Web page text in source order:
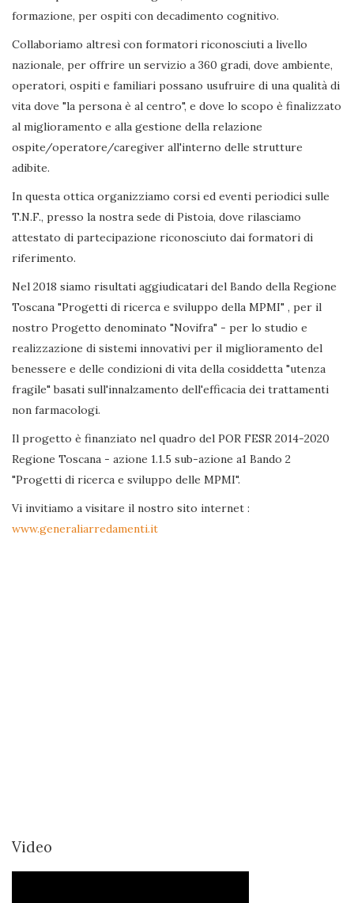
formazione, per ospiti con decadimento cognitivo.
Collaboriamo altresì con formatori riconosciuti a livello
nazionale, per offrire un servizio a 360 gradi, dove ambiente,
operatori, ospiti e familiari possano usufruire di una qualità di
vita dove "la persona è al centro", e dove lo scopo è finalizzato
al miglioramento e alla gestione della relazione
ospite/operatore/caregiver all'interno delle strutture
adibite.
In questa ottica organizziamo corsi ed eventi periodici sulle
T.N.F., presso la nostra sede di Pistoia, dove rilasciamo
attestato di partecipazione riconosciuto dai formatori di
riferimento.
Nel 2018 siamo risultati aggiudicatari del Bando della Regione
Toscana "Progetti di ricerca e sviluppo della MPMI" , per il
nostro Progetto denominato "Novifra" - per lo studio e
realizzazione di sistemi innovativi per il miglioramento del
benessere e delle condizioni di vita della cosiddetta "utenza
fragile" basati sull'innalzamento dell'efficacia dei trattamenti
non farmacologi.
Il progetto è finanziato nel quadro del POR FESR 2014-2020
Regione Toscana - azione 1.1.5 sub-azione a1 Bando 2
"Progetti di ricerca e sviluppo delle MPMI".
Vi invitiamo a visitare il nostro sito internet :
www.generaliarredamenti.it
Video